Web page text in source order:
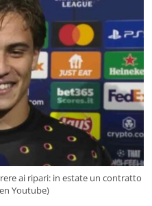
ai ripari: in estate un contratto
Youtube)